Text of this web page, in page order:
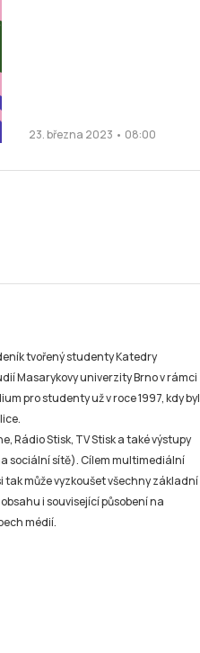
23. března 2023 • 08:00
tvořený studenty Katedry
Masarykovy univerzity Brno v rámci
pro studenty už v roce 1997, kdy byl
Rádio Stisk, TV Stisk a také výstupy
sociální sítě). Cílem multimediální
může vyzkoušet všechny základní
i související působení na
médií.